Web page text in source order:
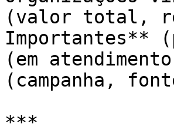
(valor total,
Importantes**
(em
(campanha,
***